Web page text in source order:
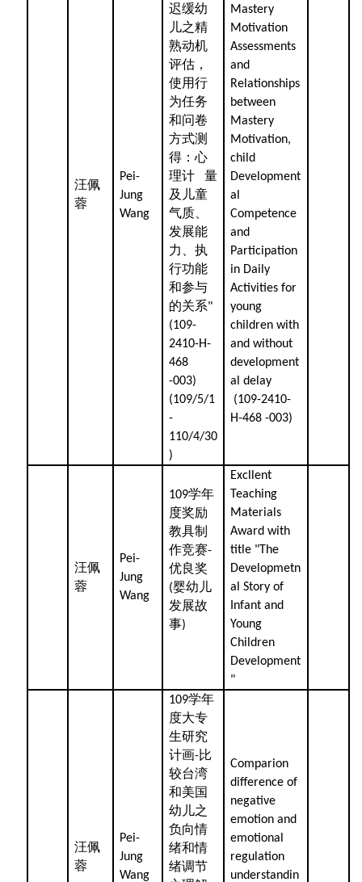
汪佩
蓉
Pei-
Jung
Wang
迟缓幼
儿之精
熟动机
评估，
使用行
为任务
和问卷
方式测
得：心
理计
量
及儿童
气质、
发展能
力、执
行功能
和参与
的关系"
(109-
2410-H-
468
-003)
(109/5/1
-
110/4/30
)
Mastery
Motivation
Assessments
and
Relationships
between
Mastery
Motivation,
child
Development
al
Competence
and
Participation
in Daily
Activities for
young
children with
and without
development
al delay
(109-2410-
H-468 -003)
汪佩
蓉
Pei-
Jung
Wang
109学年
度奖励
教具制
作竞赛-
优良奖
(婴幼儿
发展故
事)
Excllent
Teaching
Materials
Award with
title "The
Developmetn
al Story of
Infant and
Young
Children
Development
"
汪佩
蓉
Pei-
Jung
Wang
109学年
度大专
生研究
计画-比
较台湾
和美国
幼儿之
负向情
绪和情
绪调节
Comparion
difference of
negative
emotion and
emotional
regulation
understandin